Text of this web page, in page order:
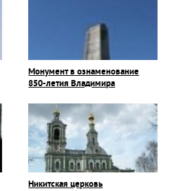
Монумент в ознаменование
850-летия Владимира
Никитская церковь